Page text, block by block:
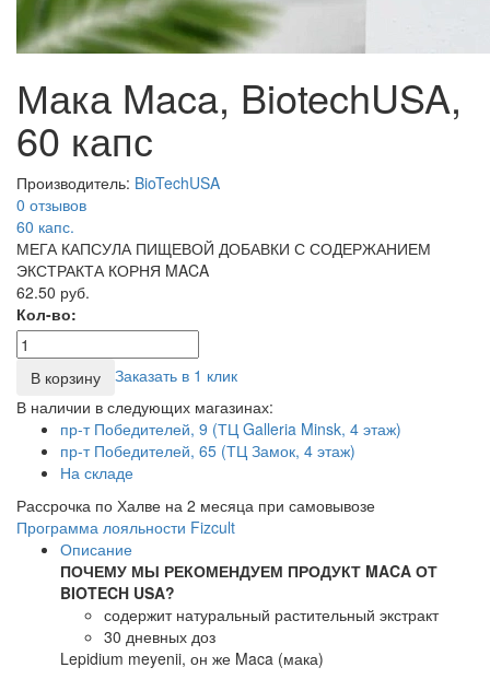
Мака Maca, BiotechUSA,
60 капс
Производитель: BioTechUSA
0 отзывов
60 капс.
МЕГА КАПСУЛА ПИЩЕВОЙ ДОБАВКИ С СОДЕРЖАНИЕМ
ЭКСТРАКТА КОРНЯ MACA
62.50 руб.
Кол-во:
В корзину
Заказать в 1 клик
В наличии в следующих магазинах:
пр-т Победителей, 9 (ТЦ Galleria Minsk, 4 этаж)
пр-т Победителей, 65 (ТЦ Замок, 4 этаж)
На складе
Рассрочка по Халве на 2 месяца при самовывозе
Программа лояльности Fizcult
Описание
ПОЧЕМУ МЫ РЕКОМЕНДУЕМ ПРОДУКТ MACA ОТ
BIOTECH USA?
содержит натуральный растительный экстракт
30 дневных доз
Lepidium meyenii, он же Maca (мака)